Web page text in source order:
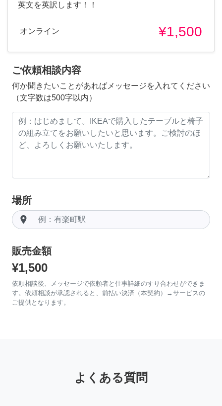
英文を英訳します！！
オンライン ¥1,500
ご依頼相談内容
何か聞きたいことがあればメッセージを入れてください
（文字数は500字以内）
場所
room
販売金額
¥1,500
依頼相談後、メッセージで依頼者と仕事詳細のすり合わせができま
す。依頼相談が承認されると、前払い決済（本契約）→サービスの
ご提供となります。
よくある質問